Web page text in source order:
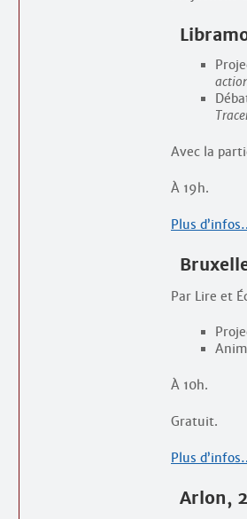
Avec la
À 19h.
Plus
Par Lire et
À 10h.
Gratuit.
Plus
Arlon,